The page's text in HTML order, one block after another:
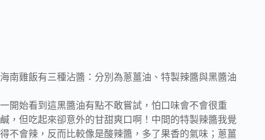
海南雞飯有三種沾醬：分別為蔥薑油、特製辣醬與黑醬油
一開始看到這黑醬油有點不敢嘗試，怕口味會不會很重
鹹，但吃起來卻意外的甘甜爽口啊！中間的特製辣醬我覺
得不會辣，反而比較像是酸辣醬，多了果香的氣味；蔥薑